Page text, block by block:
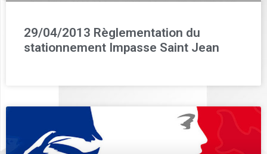
29/04/2013 Règlementation du
stationnement Impasse Saint Jean